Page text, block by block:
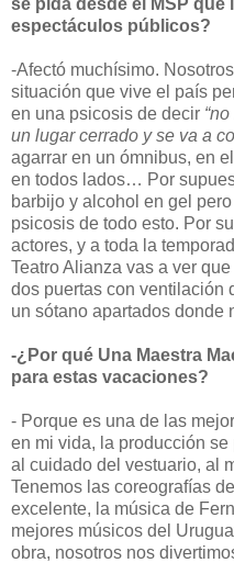
espectáculos públicos?
-Afectó muchísimo.
situación que vive el país
en una psicosis de decir
un lugar cerrado y se va a
agarrar en un ómnibus, en
en todos lados… Por
barbijo y alcohol en gel
psicosis de todo esto. Por
actores, y a toda la
Teatro Alianza vas a ver
dos puertas con ventilación
un sótano apartados donde
-¿Por qué Una Maestra
para estas vacaciones?
- Porque es una de las
en mi vida, la producción
al cuidado del vestuario, al
Tenemos las coreografías
excelente, la música de
mejores músicos del
obra, nosotros nos